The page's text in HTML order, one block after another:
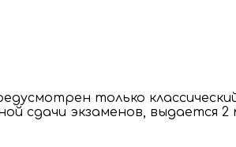
только
сдачи экзаменов, выдается